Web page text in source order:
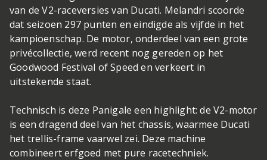
van de V2-raceversies van Ducati. Melandri scoorde
dat seizoen 297 punten en eindigde als vijfde in het
kampioenschap. De motor, onderdeel van een grote
privécollectie, werd recent nog gereden op het
Goodwood Festival of Speed en verkeert in
uitstekende staat.
Technisch is deze Panigale een highlight: de V2-motor
is een dragend deel van het chassis, waarmee Ducati
het trellis-frame vaarwel zei. Deze machine
combineert erfgoed met pure racetechniek.